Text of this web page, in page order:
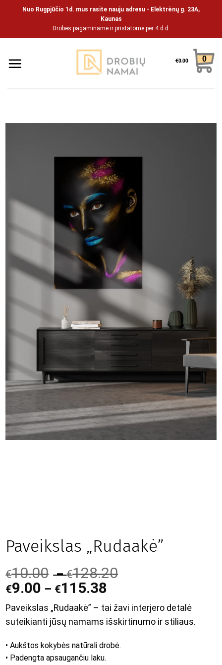
Nuo Rugpjūčio 1d. mus rasite nauju adresu - Elektrėnų g. 23A,
Kaunas
Drobes pagaminame ir pristatome per 4 d.d.
€0.00 0
Paveikslas „Rudaakė”
€10.00 –€128.20
€9.00 – €115.38
Paveikslas „Rudaakė” – tai žavi interjero detalė
suteikianti jūsų namams išskirtinumo ir stiliaus.
• Aukštos kokybės natūrali drobė.
• Padengta apsaugančiu laku.